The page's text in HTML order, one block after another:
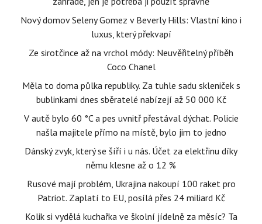
Nový domov Seleny Gomez v Beverly Hills: Vlastní kino i
luxus, který překvapí
Ze sirotčince až na vrchol módy: Neuvěřitelný příběh
Coco Chanel
Měla to doma půlka republiky. Za tuhle sadu skleniček s
bublinkami dnes sběratelé nabízejí až 50 000 Kč
V autě bylo 60 °C a pes uvnitř přestával dýchat. Policie
našla majitele přímo na místě, bylo jim to jedno
Dánský zvyk, který se šíří i u nás. Účet za elektřinu díky
němu klesne až o 12 %
Rusové mají problém, Ukrajina nakoupí 100 raket pro
Patriot. Zaplatí to EU, posílá přes 24 miliard Kč
Kolik si vydělá kuchařka ve školní jídelně za měsíc? Ta